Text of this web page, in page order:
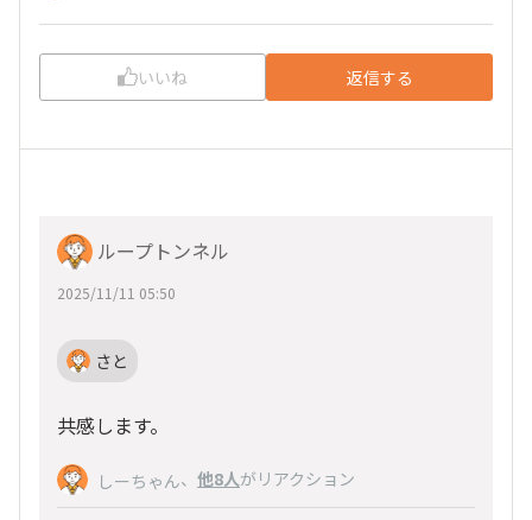
いいね 返信する
ループトンネル
2025/11/11 05:50
さと
共感します。
しーちゃん、 他8人がリアクション